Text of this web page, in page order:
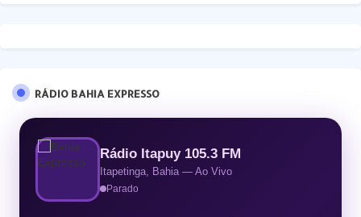
RÁDIO BAHIA EXPRESSO
Rádio Itapuy 105.3 FM
Itapetinga, Bahia — Ao Vivo
Parado